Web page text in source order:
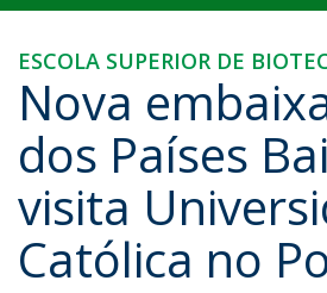
ESCOLA SUPERIOR DE
Nova
dos Países
visita
Católica no